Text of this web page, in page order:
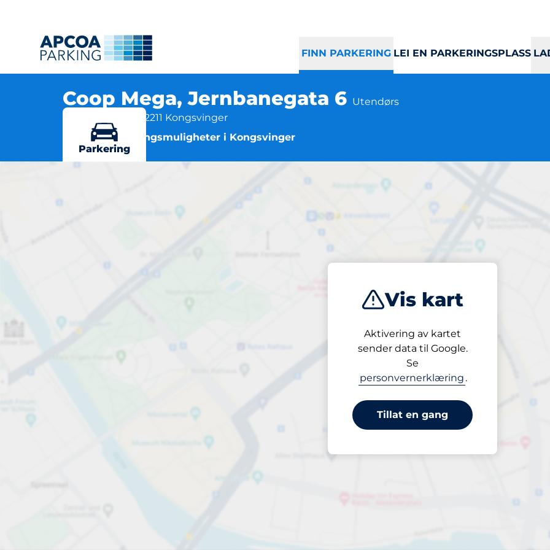
FINN PARKERING LEI EN PARKERINGSPLASS
Coop Mega, Jernbanegata 6 Utendørs
Jernbanegata 6, 2211 Kongsvinger
Flere parkeringsmuligheter i Kongsvinger
Vis kart
Aktivering av kartet
sender data til Google.
Se
personvernerklæring .
Tillat en gang
Parkering
Coop Mega,
Åpen nå